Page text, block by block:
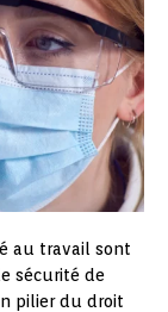
au travail sont
sécurité de
pilier du droit